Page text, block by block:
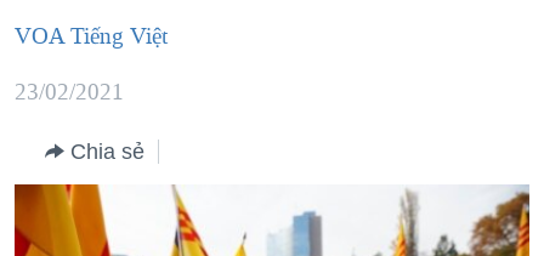
dung
chính
hướng
chính
BIỂN ĐÔNG
DIỄN ĐÀN
MỤC
TỰ DO BÁO CHÍ
CHUYÊN ĐỀ
VOA Tiếng Việt
23/02/2021
Chia sẻ